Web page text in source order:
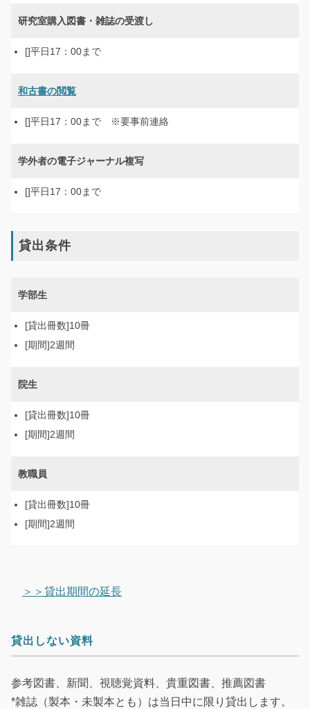
研究室購入図書・雑誌の受渡し
平日17：00まで
和古書の閲覧
平日17：00まで ※要事前連絡
学外者の電子ジャーナル複写
平日17：00まで
貸出条件
学部生
10冊
2週間
院生
10冊
2週間
教職員
10冊
2週間
＞＞貸出期間の延長
貸出しない資料
参考図書、新聞、視聴覚資料、貴重図書、推薦図書
*雑誌（製本・未製本とも）は当日中に限り貸出します。